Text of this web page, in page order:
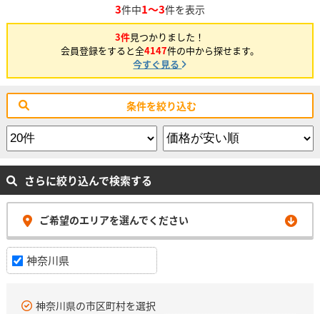
3件中1～3件を表示
3件見つかりました！
会員登録をすると全4147件の中から探せます。
今すぐ見る
条件を絞り込む
さらに絞り込んで検索する
ご希望のエリアを選んでください
神奈川県
神奈川県の市区町村を選択